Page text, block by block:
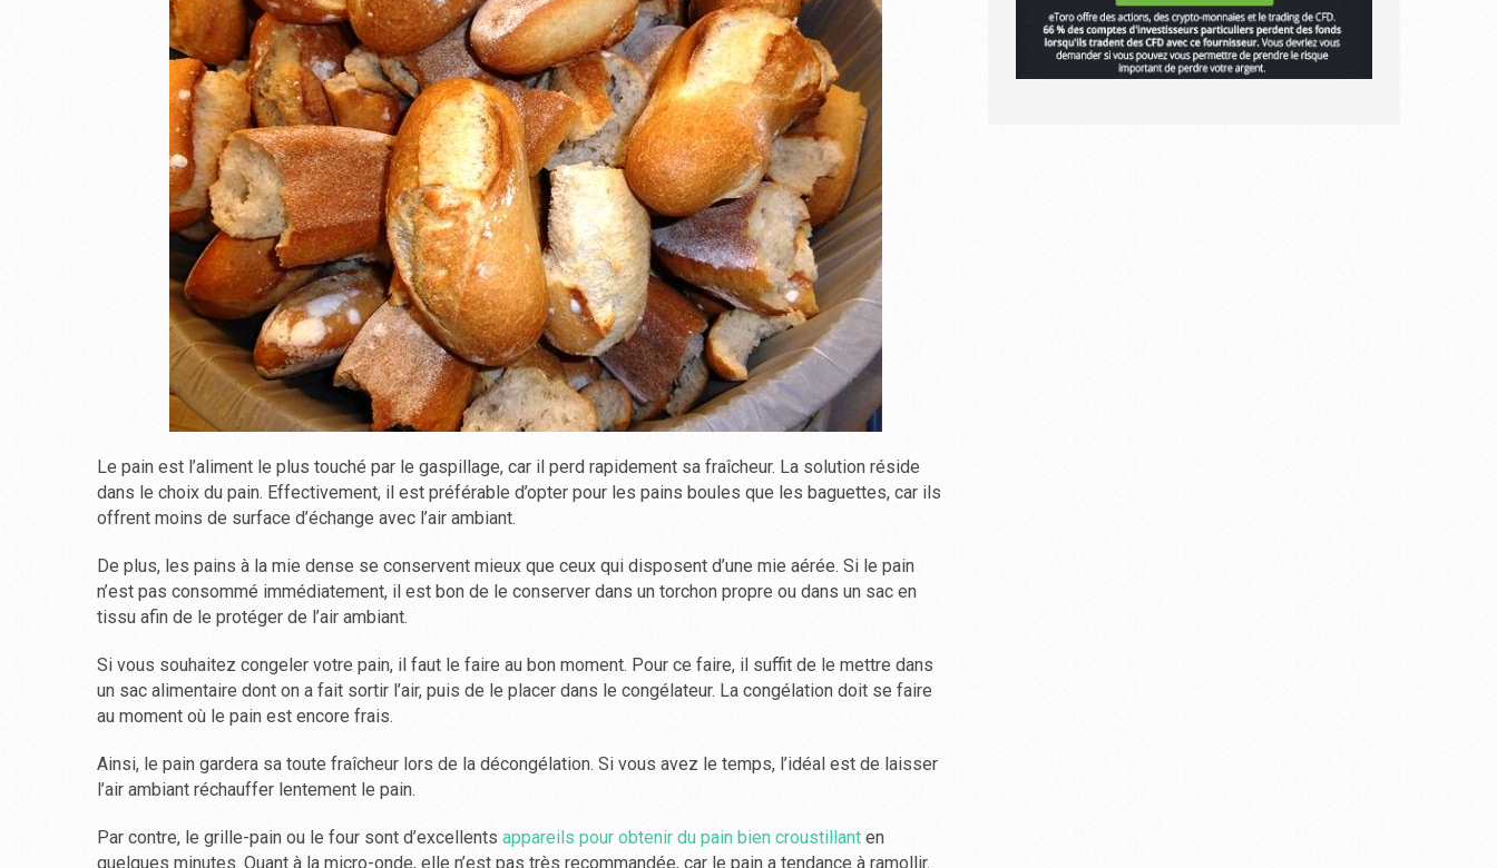
Le pain est l’aliment le plus touché par le gaspillage, car il perd rapidement sa fraîcheur. La solution réside
dans le choix du pain. Effectivement, il est préférable d’opter pour les pains boules que les baguettes, car ils
offrent moins de surface d’échange avec l’air ambiant.
De plus, les pains à la mie dense se conservent mieux que ceux qui disposent d’une mie aérée. Si le pain
n’est pas consommé immédiatement, il est bon de le conserver dans un torchon propre ou dans un sac en
tissu afin de le protéger de l’air ambiant.
Si vous souhaitez congeler votre pain, il faut le faire au bon moment. Pour ce faire, il suffit de le mettre dans
un sac alimentaire dont on a fait sortir l’air, puis de le placer dans le congélateur. La congélation doit se faire
au moment où le pain est encore frais.
Ainsi, le pain gardera sa toute fraîcheur lors de la décongélation. Si vous avez le temps, l’idéal est de laisser
l’air ambiant réchauffer lentement le pain.
Par contre, le grille-pain ou le four sont d’excellents appareils pour obtenir du pain bien croustillant en
quelques minutes. Quant à la micro-onde, elle n’est pas très recommandée, car le pain a tendance à ramollir.